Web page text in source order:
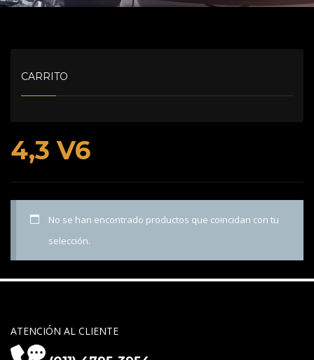
4,3 V6
No se han encontrado productos que coincidan con tu
selección.
CARRITO
ATENCIÓN AL CLIENTE